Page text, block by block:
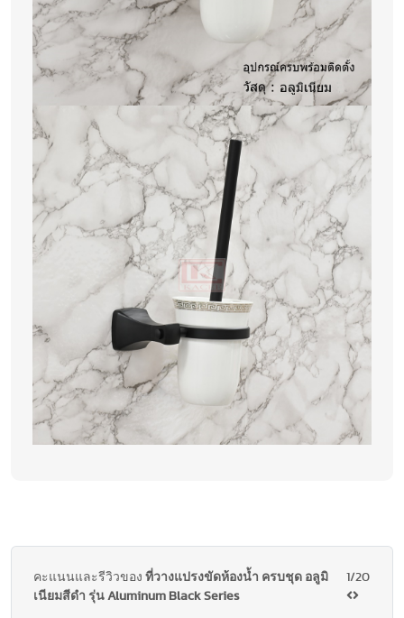
คะแนนและรีวิวของ ที่วางแปรงขัดห้องน้ำ ครบชุด อลูมิ
เนียมสีดำ รุ่น Aluminum Black Series
1/20